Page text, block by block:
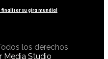
su gira mundial
los derechos
Media Studio